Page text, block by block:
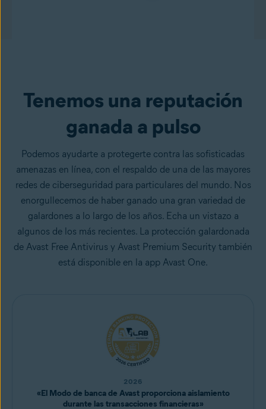
Tenemos una reputación
ganada a pulso
Podemos ayudarte a protegerte contra las sofisticadas
amenazas en línea, con el respaldo de una de las mayores
redes de ciberseguridad para particulares del mundo. Nos
enorgullecemos de haber ganado una gran variedad de
galardones a lo largo de los años. Echa un vistazo a
algunos de los más recientes. La protección galardonada
de Avast Free Antivirus y Avast Premium Security también
está disponible en la app Avast One.
2026
«El Modo de banca de Avast proporciona aislamiento
durante las transacciones financieras»